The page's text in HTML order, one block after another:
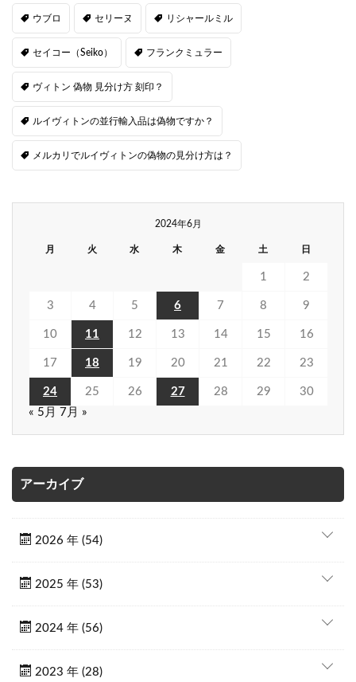
ウブロ セリーヌ リシャールミル
セイコー（Seiko） フランクミュラー
ヴィトン 偽物 見分け方 刻印？
ルイヴィトンの並行輸入品は偽物ですか？
メルカリでルイヴィトンの偽物の見分け方は？
2024年6月
月 火 水 木 金 土 日
1 2
3 4 5 6 7 8 9
10 11 12 13 14 15 16
17 18 19 20 21 22 23
24 25 26 27 28 29
30
« 5月 7月 »
アーカイブ
2026 年 (54)
2025 年 (53)
2024 年 (56)
2023 年 (28)